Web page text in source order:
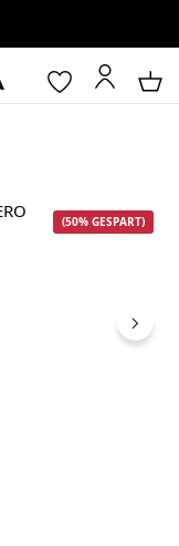
(50% GESPART)